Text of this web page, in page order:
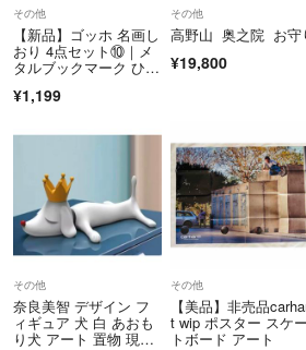
★基本的にお取り置きには承っておりません
先にご購入いただけた方を優先させてい
★環境保護の観点から、梱包材(ダンボール
ど)は、再利用して発送させていただくこと
あらかじめご了承下さいませ。
最後までお読みいただきまして、ありがと
よろしくお願い致します。
その他
【新品】ゴッホ 名画し
おり 4点セット⑩｜メ
タルブックマーク ひま
¥1,199
その他
高野山 奥之院 お守
¥19,800
その他
奈良美智 デザイン フ
ィギュア 犬 白 あおも
り犬 アート 置物 現代
その他
【美品】非売品
t wip ポスター スケー
トボード アート